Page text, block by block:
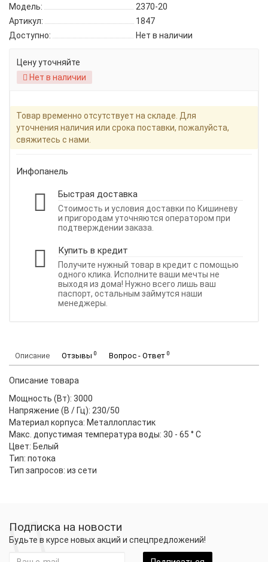
Модель:
2370-20
Артикул:
1847
Доступно:
Нет в наличии
Цену уточняйте
Нет в наличии
Товар временно отсутствует на складе. Для
уточнения наличия или срока поставки, пожалуйста,
свяжитесь с нами.
Инфопанель
Быстрая доставка
Стоимость и условия доставки по Кишиневу
и пригородам уточняются оператором при
подтверждении заказа.
Купить в кредит
Получите нужный товар в кредит с помощью
одного клика. Исполните ваши мечты не
выходя из дома! Нужно всего лишь ваш
паспорт, остальным займутся наши
менеджеры.
Описание Отзывы 0 Вопрос - Ответ 0
Описание товара
Мощность (Вт): 3000
Напряжение (В / Гц): 230/50
Материал корпуса: Металлопластик
Макс. допустимая температура воды: 30 - 65 ° С
Цвет: Белый
Тип: потока
Тип запросов: из сети
Подписка на новости
Будьте в курсе новых акций и спецпредложений!